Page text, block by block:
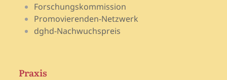
Forschungskommission
Promovierenden-Netzwerk
dghd-Nachwuchspreis
Praxis